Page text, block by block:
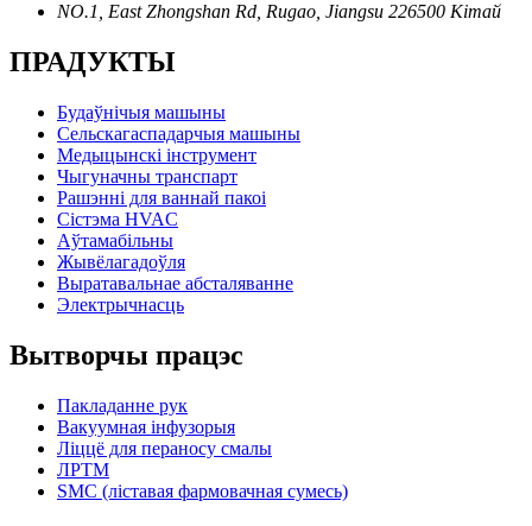
NO.1, East Zhongshan Rd, Rugao, Jiangsu 226500 Кітай
ПРАДУКТЫ
Будаўнічыя машыны
Сельскагаспадарчыя машыны
Медыцынскі інструмент
Чыгуначны транспарт
Рашэнні для ваннай пакоі
Сістэма HVAC
Аўтамабільны
Жывёлагадоўля
Выратавальнае абсталяванне
Электрычнасць
Вытворчы працэс
Пакладанне рук
Вакуумная інфузорыя
Ліццё для пераносу смалы
ЛРТМ
SMC (ліставая фармовачная сумесь)